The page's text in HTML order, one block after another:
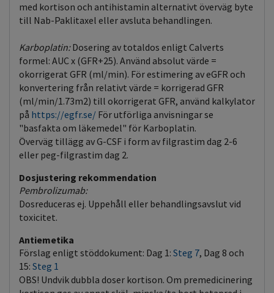
med kortison och antihistamin alternativt överväg byte
till Nab-Paklitaxel eller avsluta behandlingen.
Karboplatin:Dosering av totaldos enligt Calverts
formel: AUC x (GFR+25). Använd absolut värde =
okorrigerat GFR (ml/min). För estimering av eGFR och
konvertering från relativt värde = korrigerad GFR
(ml/min/1.73m2) till okorrigerat GFR, använd kalkylator
på https://egfr.se/ För utförliga anvisningar se
"basfakta om läkemedel" för Karboplatin.
Överväg tillägg av G-CSF i form av filgrastim dag 2-6
eller peg-filgrastim dag 2.
Dosjustering rekommendation
Pembrolizumab:
Dosreduceras ej. Uppehåll eller behandlingsavslut vid
toxicitet.
Antiemetika
Förslag enligt stöddokument: Dag 1: Steg 7, Dag 8 och
15: Steg 1
OBS! Undvik dubbla doser kortison. Om premedicinering